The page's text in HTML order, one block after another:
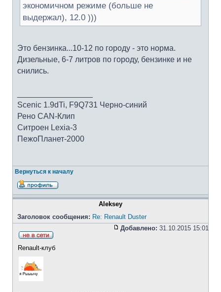
экономичном режиме (больше не
выдержал), 12.0 )))
Это бензинка...10-12 по городу - это норма.
Дизельные, 6-7 литров по городу, бензинке и не
снились.
Scenic 1.9dTi, F9Q731 Черно-синий
Рено CAN-Клип
Ситроен Lexia-3
ПежоПланет-2000
Вернуться к началу
Aleksey
Заголовок сообщения: Re: Renault Duster
Добавлено: 31.10.2015 15:01
Renault-клуб